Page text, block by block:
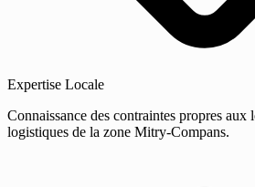
Expertise Locale
Connaissance des contraintes propres aux
logistiques de la zone Mitry-Compans.